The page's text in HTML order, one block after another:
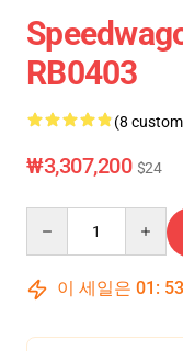
RB0403
(8
₩3,307,200 $24
이 세일은 01 : 53